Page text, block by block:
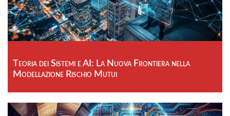
Teoria dei Sistemi e AI: La Nuova Frontiera nella
Modellazione Rischio Mutui